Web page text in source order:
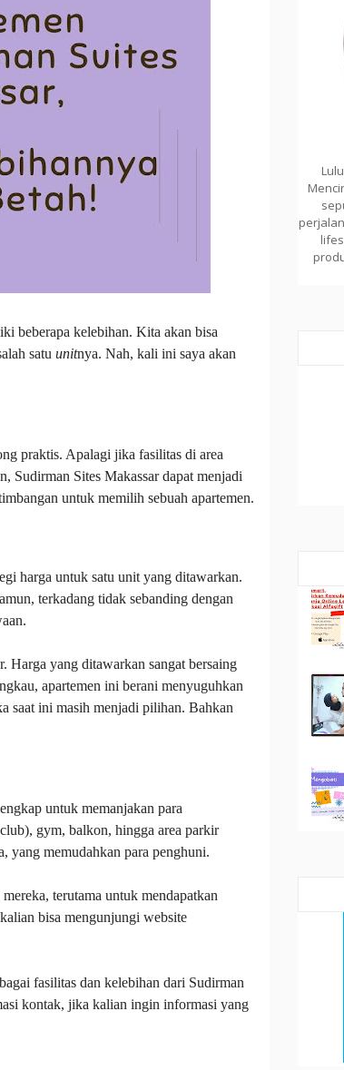
beberapa kelebihan. Kita akan bisa
satu unitnya. Nah, kali ini saya akan
praktis. Apalagi jika fasilitas di area
Sudirman Sites Makassar dapat menjadi
untuk memilih sebuah apartemen.
harga untuk satu unit yang ditawarkan.
terkadang tidak sebanding dengan
yang ditawarkan sangat bersaing
apartemen ini berani menyuguhkan
saat ini masih menjadi pilihan. Bahkan
untuk memanjakan para
gym, balkon, hingga area parkir
yang memudahkan para penghuni.
terutama untuk mendapatkan
bisa mengunjungi website
fasilitas dan kelebihan dari Sudirman
kontak, jika kalian ingin informasi yang